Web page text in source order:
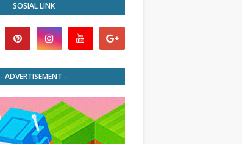
SOSIAL LINK
- ADVERTISEMENT -